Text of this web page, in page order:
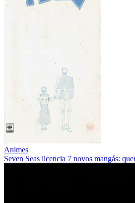
Animes
Seven Seas licencia 7 novos mangás: